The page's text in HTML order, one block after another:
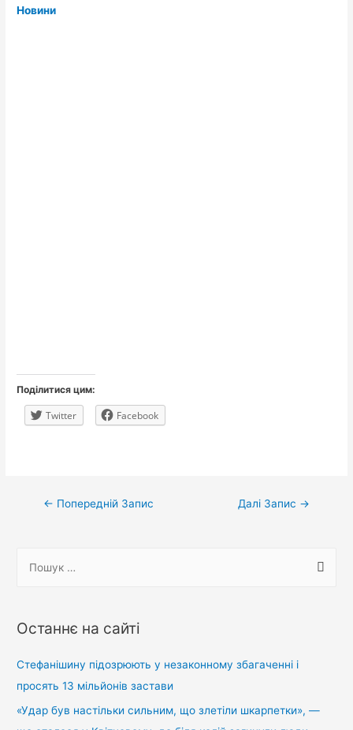
Новини
Поділитися цим:
Twitter Facebook
Навігація
← Попередній Запис Далі Запис →
у
:
Останнє на сайті
Стефанішину підозрюють у незаконному збагаченні і
просять 13 мільйонів застави
«Удар був настільки сильним, що злетіли шкарпетки», —